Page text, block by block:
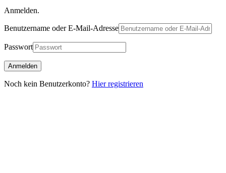
Anmelden.
Benutzername oder E-Mail-Adresse
Passwort
Noch kein Benutzerkonto? Hier registrieren